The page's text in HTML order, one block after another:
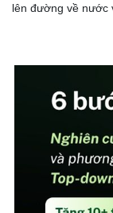
lên đường về nước